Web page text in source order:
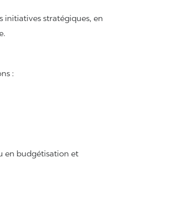
initiatives stratégiques, en
:
en budgétisation et